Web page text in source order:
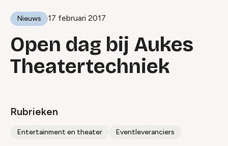
Nieuws 17 februari 2017
Open dag bij Aukes
Theatertechniek
Rubrieken
Entertainment en theater Eventleveranciers